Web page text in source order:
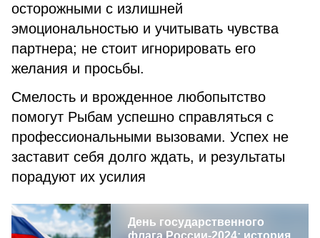
осторожными с излишней
эмоциональностью и учитывать чувства
партнера; не стоит игнорировать его
желания и просьбы.
Смелость и врожденное любопытство
помогут Рыбам успешно справляться с
профессиональными вызовами. Успех не
заставит себя долго ждать, и результаты
порадуют их усилия
День государственного
флага России-2024: история